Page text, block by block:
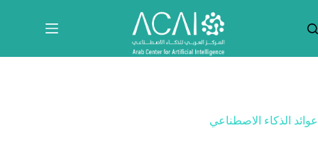
المحتوى
عوائد الذكاء الاصطناعي